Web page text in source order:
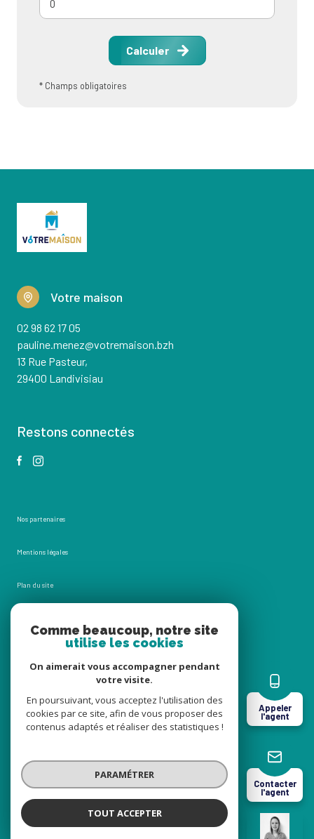
Marion BOSSU
Appeler
l'agent
Contacter
l'agent
Calculer
* Champs obligatoires
Votre maison
02 98 62 17 05
pauline.menez@votremaison.bzh
13 Rue Pasteur,
29400 Landivisiau
Restons connectés
Nos partenaires
Mentions légales
Plan du site
Cookies
© 2026 | Tous droits réservés
Réalisé par
Comme beaucoup, notre site
utilise les cookies
On aimerait vous accompagner pendant
votre visite.
En poursuivant, vous acceptez l'utilisation des
cookies par ce site, afin de vous proposer des
contenus adaptés et réaliser des statistiques !
PARAMÉTRER
TOUT ACCEPTER